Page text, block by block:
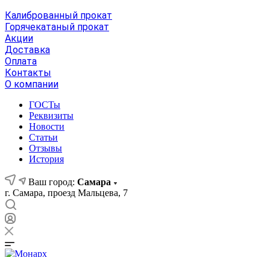
Калиброванный прокат
Горячекатаный прокат
Акции
Доставка
Оплата
Контакты
О компании
ГОСТы
Реквизиты
Новости
Статьи
Отзывы
История
Ваш город: Самара
г. Самара, проезд Мальцева, 7